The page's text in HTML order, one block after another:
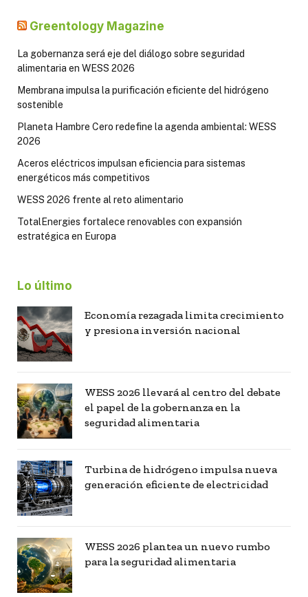
Greentology Magazine
La gobernanza será eje del diálogo sobre seguridad
alimentaria en WESS 2026
Membrana impulsa la purificación eficiente del hidrógeno
sostenible
Planeta Hambre Cero redefine la agenda ambiental: WESS
2026
Aceros eléctricos impulsan eficiencia para sistemas
energéticos más competitivos
WESS 2026 frente al reto alimentario
TotalEnergies fortalece renovables con expansión
estratégica en Europa
Lo último
Economía rezagada limita crecimiento
y presiona inversión nacional
WESS 2026 llevará al centro del debate
el papel de la gobernanza en la
seguridad alimentaria
Turbina de hidrógeno impulsa nueva
generación eficiente de electricidad
WESS 2026 plantea un nuevo rumbo
para la seguridad alimentaria